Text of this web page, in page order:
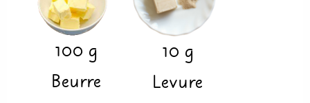
100 g
Beurre
10 g
Levure